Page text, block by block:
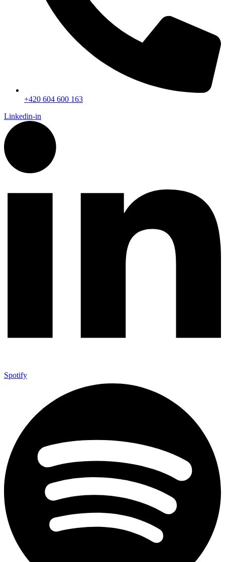
+420 604 600 163
Linkedin-in
Spotify